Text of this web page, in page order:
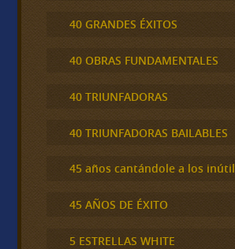
40 GRANDES ÉXITOS
40 OBRAS FUNDAMENTALES
40 TRIUNFADORAS
40 TRIUNFADORAS BAILABLES
45 años cantándole a los
45 AÑOS DE ÉXITO
5 ESTRELLAS WHITE